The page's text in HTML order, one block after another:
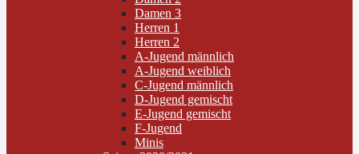
Damen 3
Herren 1
Herren 2
A-Jugend männlich
A-Jugend weiblich
C-Jugend männlich
D-Jugend gemischt
E-Jugend gemischt
F-Jugend
Minis